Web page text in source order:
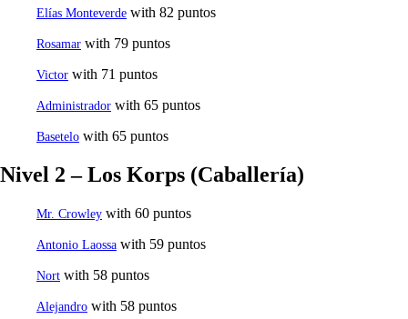
Elías Monteverde with 82 puntos
Rosamar with 79 puntos
Victor with 71 puntos
Administrador with 65 puntos
Basetelo with 65 puntos
Nivel 2 – Los Korps (Caballería)
Mr. Crowley with 60 puntos
Antonio Laossa with 59 puntos
Nort with 58 puntos
Alejandro with 58 puntos